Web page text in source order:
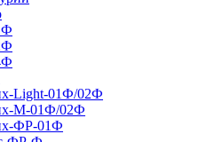
Light-01Ф/02Ф
М-01Ф/02Ф
ФР-01Ф